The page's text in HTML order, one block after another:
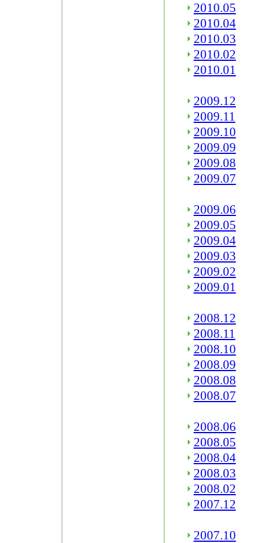
2010.05
2010.04
2010.03
2010.02
2010.01
2009.12
2009.11
2009.10
2009.09
2009.08
2009.07
2009.06
2009.05
2009.04
2009.03
2009.02
2009.01
2008.12
2008.11
2008.10
2008.09
2008.08
2008.07
2008.06
2008.05
2008.04
2008.03
2008.02
2007.12
2007.10